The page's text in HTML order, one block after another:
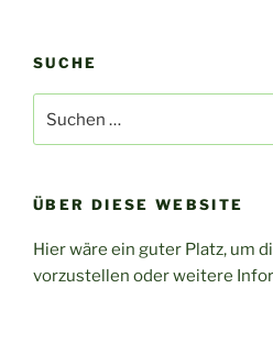
SUCHE
nach:
ÜBER DIESE WEBSITE
Hier wäre ein guter Platz, um
vorzustellen oder weitere